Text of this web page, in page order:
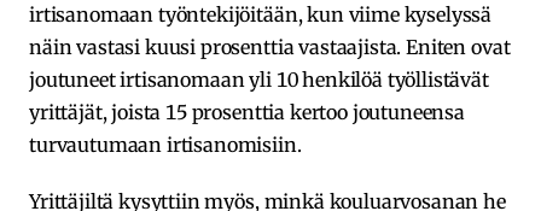
irtisanomaan työntekijöitään, kun viime kyselyssä
näin vastasi kuusi prosenttia vastaajista. Eniten ovat
joutuneet irtisanomaan yli 10 henkilöä työllistävät
yrittäjät, joista 15 prosenttia kertoo joutuneensa
turvautumaan irtisanomisiin.
Yrittäjiltä kysyttiin myös, minkä kouluarvosanan he